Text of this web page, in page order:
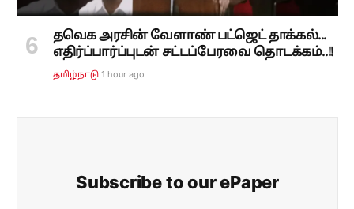
தவெக அரசின் வேளாண் பட்ஜெட் தாக்கல்...
எதிர்ப்பார்ப்புடன் சட்டப்பேரவை தொடக்கம்..!!
தமிழ்நாடு 1 hour ago
Subscribe to our ePaper